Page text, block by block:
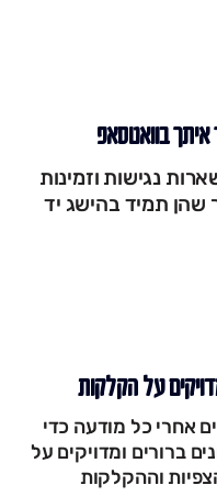
בוואטסאפ
נגישות וזמינות
שהן תמיד בהישג יד
על הקלקות
אחרי כל מודעה כדי
ברורים ומדויקים על
וההקלקות